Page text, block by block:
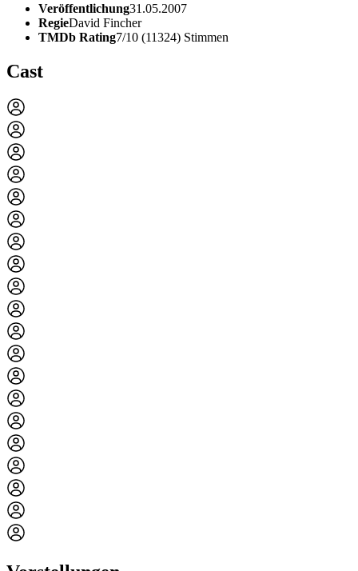
Veröffentlichung31.05.2007
RegieDavid Fincher
TMDb Rating7/10 (11324) Stimmen
Cast